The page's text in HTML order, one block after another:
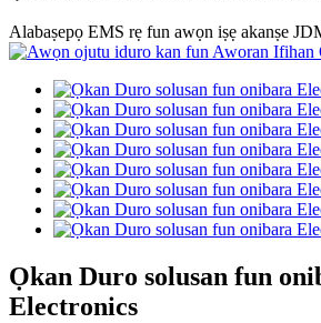
Alabaṣepọ EMS rẹ fun awọn iṣẹ akanṣe
Ọkan Duro solusan fun
Electronics